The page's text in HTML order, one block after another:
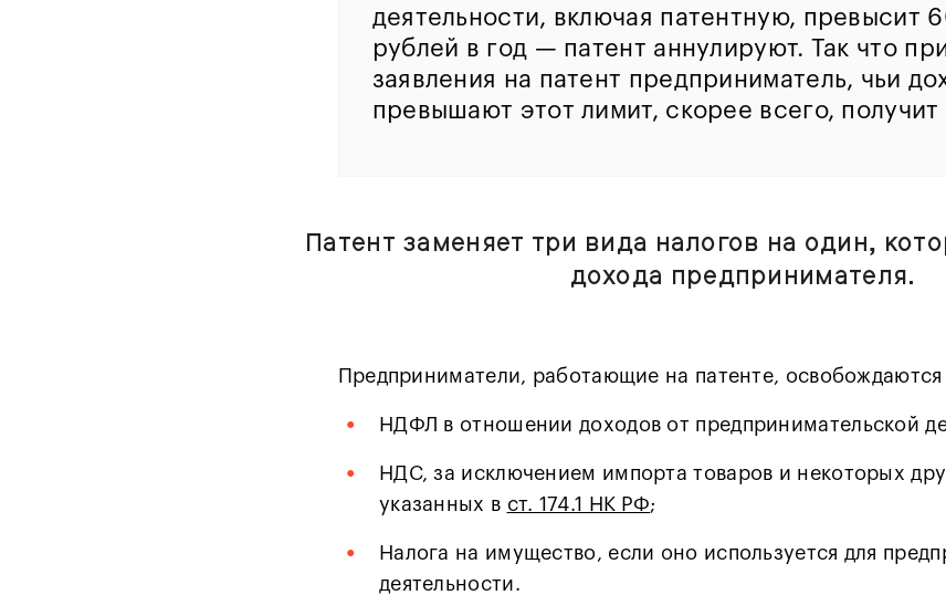
деятельности, включая патентную, превысит
рублей в год — патент аннулируют. Так что
заявления на патент предприниматель, чьи
превышают этот лимит, скорее всего, получит
Патент заменяет три вида налогов на один,
дохода предпринимателя.
Предприниматели, работающие на патенте, освобождаются
• НДФЛ в отношении доходов от предпринимательской
•
НДС, за исключением импорта товаров и некоторых
указанных в ст. 174.1 НК РФ;
•
Налога на имущество, если оно используется для
деятельности.